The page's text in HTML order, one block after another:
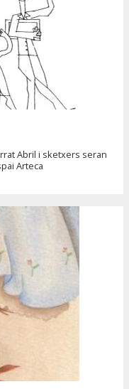
Abril i sketxers seran
Arteca